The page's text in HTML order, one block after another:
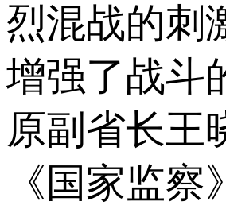
烈混战的刺
增强了战
原副省长王
《国家监